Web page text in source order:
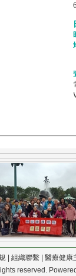
| 組織聯繫| 醫療健康
reserved.